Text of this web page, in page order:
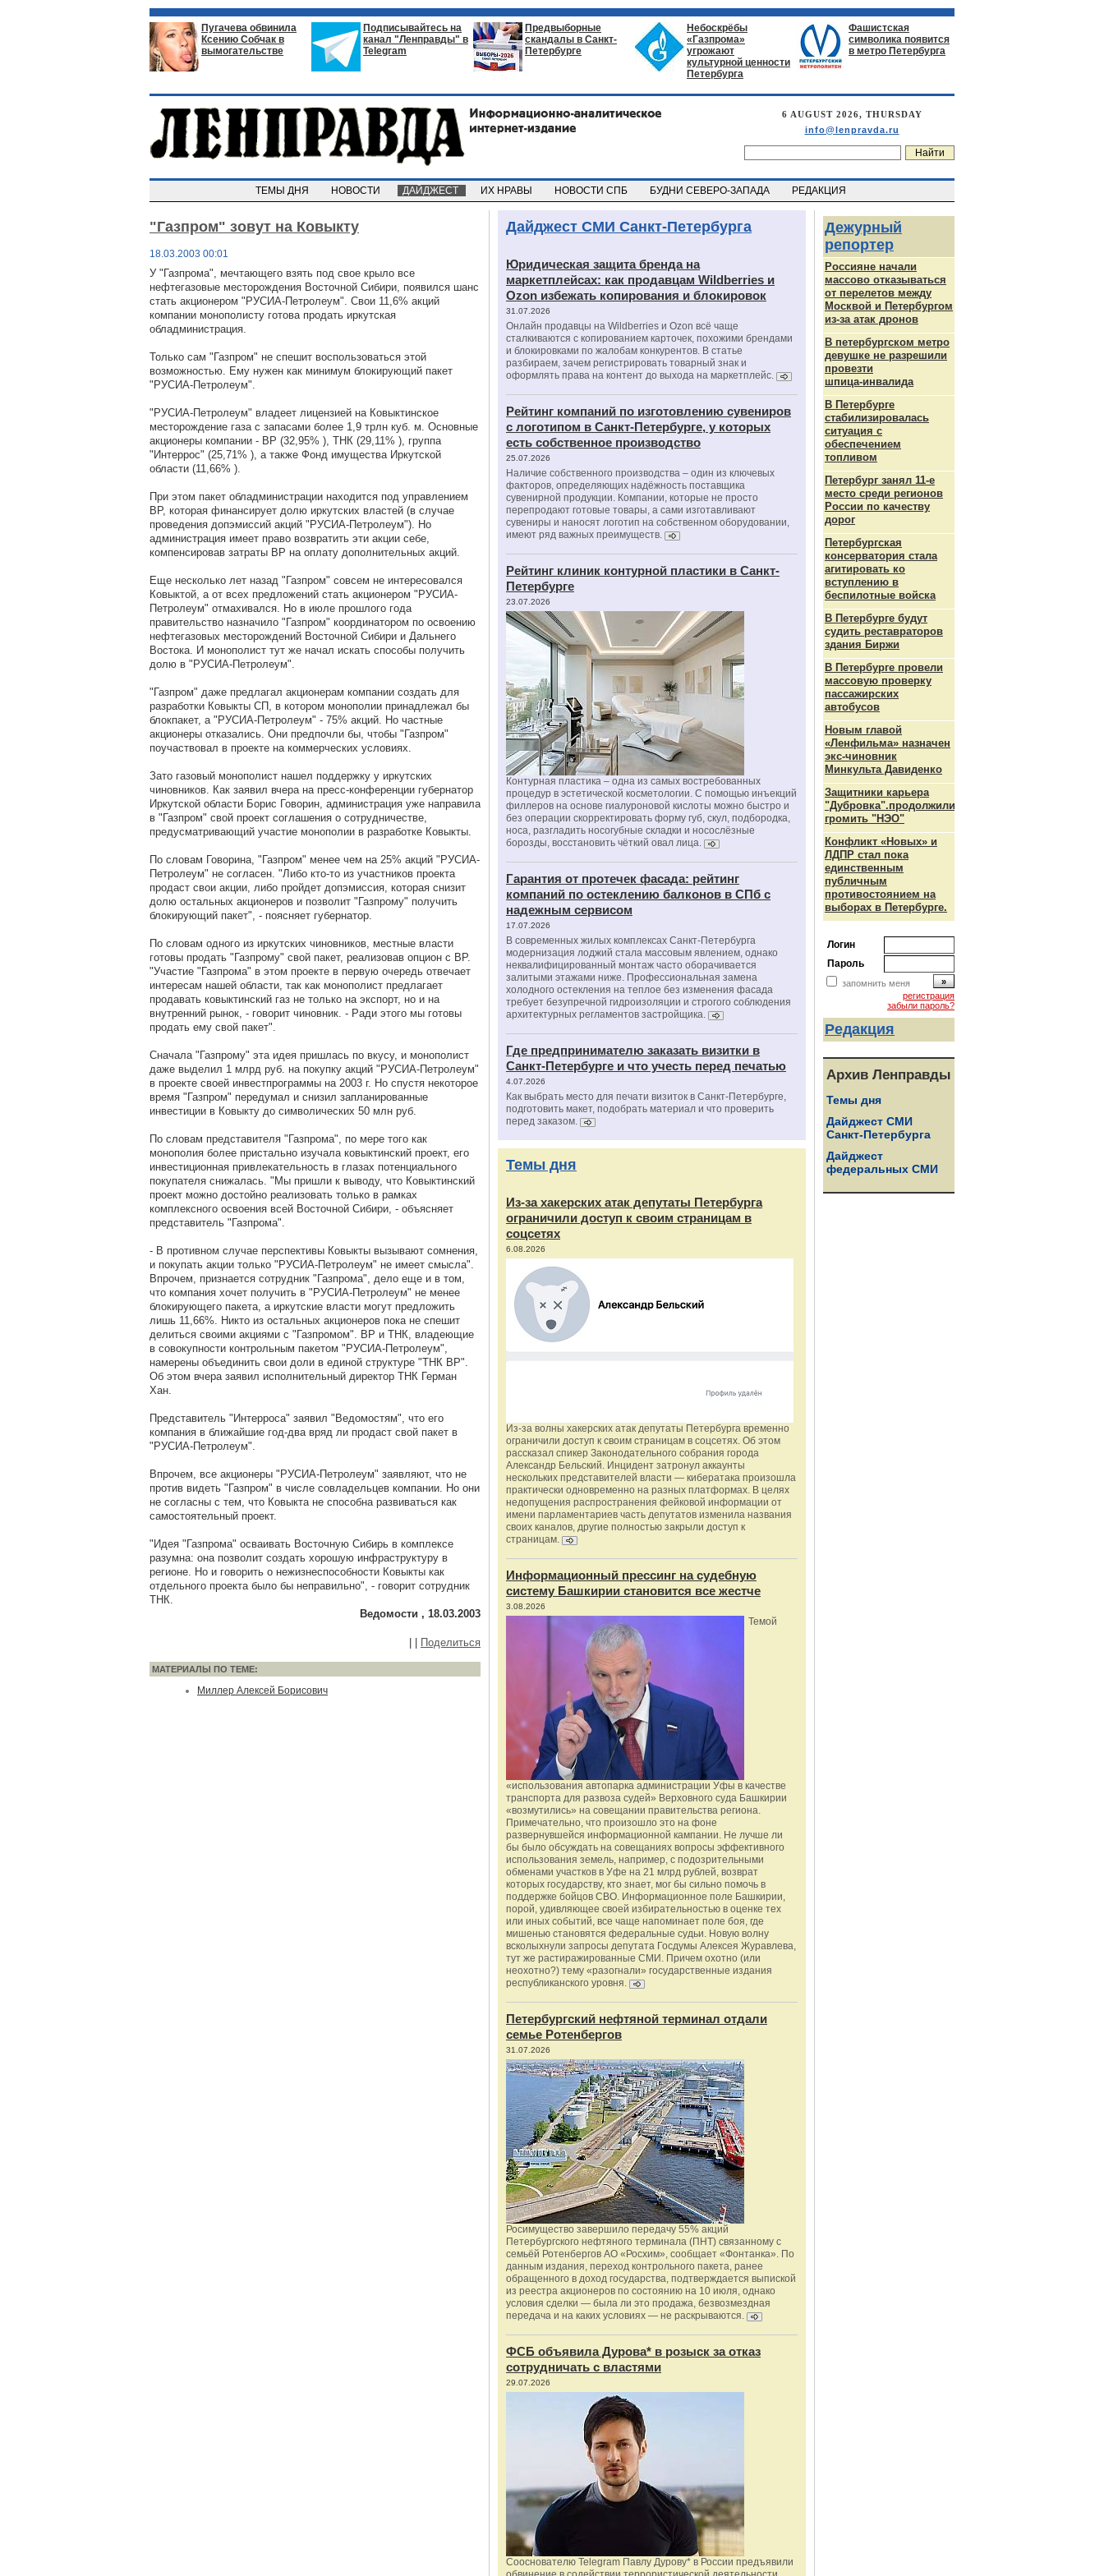
Пугачева обвинила
Ксению Собчак в
вымогательстве
Подписывайтесь на
канал "Ленправды" в
Telegram
Предвыборные
скандалы в Санкт-
Петербурге
Небоскрёбы
«Газпрома»
угрожают
культурной ценности
Петербурга
Фашистская
символика появится
в метро Петербурга
6 AUGUST 2026, THURSDAY
info@lenpravda.ru
ТЕМЫ ДНЯ НОВОСТИ ДАЙДЖЕСТ ИХ НРАВЫ НОВОСТИ СПБ БУДНИ СЕВЕРО-ЗАПАДА РЕДАКЦИЯ
"Газпром" зовут на Ковыкту
18.03.2003 00:01
У "Газпрома", мечтающего взять под свое крыло все
нефтегазовые месторождения Восточной Сибири, появился шанс
стать акционером "РУСИА-Петролеум". Свои 11,6% акций
компании монополисту готова продать иркутская
обладминистрация.
Только сам "Газпром" не спешит воспользоваться этой
возможностью. Ему нужен как минимум блокирующий пакет
"РУСИА-Петролеум".
"РУСИА-Петролеум" владеет лицензией на Ковыктинское
месторождение газа с запасами более 1,9 трлн куб. м. Основные
акционеры компании - BP (32,95% ), ТНК (29,11% ), группа
"Интеррос" (25,71% ), а также Фонд имущества Иркутской
области (11,66% ).
При этом пакет обладминистрации находится под управлением
ВР, которая финансирует долю иркутских властей (в случае
проведения допэмиссий акций "РУСИА-Петролеум"). Но
администрация имеет право возвратить эти акции себе,
компенсировав затраты BP на оплату дополнительных акций.
Еще несколько лет назад "Газпром" совсем не интересовался
Ковыктой, а от всех предложений стать акционером "РУСИА-
Петролеум" отмахивался. Но в июле прошлого года
правительство назначило "Газпром" координатором по освоению
нефтегазовых месторождений Восточной Сибири и Дальнего
Востока. И монополист тут же начал искать способы получить
долю в "РУСИА-Петролеум".
"Газпром" даже предлагал акционерам компании создать для
разработки Ковыкты СП, в котором монополии принадлежал бы
блокпакет, а "РУСИА-Петролеум" - 75% акций. Но частные
акционеры отказались. Они предпочли бы, чтобы "Газпром"
поучаствовал в проекте на коммерческих условиях.
Зато газовый монополист нашел поддержку у иркутских
чиновников. Как заявил вчера на пресс-конференции губернатор
Иркутской области Борис Говорин, администрация уже направила
в "Газпром" свой проект соглашения о сотрудничестве,
предусматривающий участие монополии в разработке Ковыкты.
По словам Говорина, "Газпром" менее чем на 25% акций "РУСИА-
Петролеум" не согласен. "Либо кто-то из участников проекта
продаст свои акции, либо пройдет допэмиссия, которая снизит
долю остальных акционеров и позволит "Газпрому" получить
блокирующий пакет", - поясняет губернатор.
По словам одного из иркутских чиновников, местные власти
готовы продать "Газпрому" свой пакет, реализовав опцион с ВР.
"Участие "Газпрома" в этом проекте в первую очередь отвечает
интересам нашей области, так как монополист предлагает
продавать ковыктинский газ не только на экспорт, но и на
внутренний рынок, - говорит чиновник. - Ради этого мы готовы
продать ему свой пакет".
Сначала "Газпрому" эта идея пришлась по вкусу, и монополист
даже выделил 1 млрд руб. на покупку акций "РУСИА-Петролеум"
в проекте своей инвестпрограммы на 2003 г. Но спустя некоторое
время "Газпром" передумал и снизил запланированные
инвестиции в Ковыкту до символических 50 млн руб.
По словам представителя "Газпрома", по мере того как
монополия более пристально изучала ковыктинский проект, его
инвестиционная привлекательность в глазах потенциального
покупателя снижалась. "Мы пришли к выводу, что Ковыктинский
проект можно достойно реализовать только в рамках
комплексного освоения всей Восточной Сибири, - объясняет
представитель "Газпрома".
- В противном случае перспективы Ковыкты вызывают сомнения,
и покупать акции только "РУСИА-Петролеум" не имеет смысла".
Впрочем, признается сотрудник "Газпрома", дело еще и в том,
что компания хочет получить в "РУСИА-Петролеум" не менее
блокирующего пакета, а иркутские власти могут предложить
лишь 11,66%. Никто из остальных акционеров пока не спешит
делиться своими акциями с "Газпромом". ВР и ТНК, владеющие
в совокупности контрольным пакетом "РУСИА-Петролеум",
намерены объединить свои доли в единой структуре "ТНК BP".
Об этом вчера заявил исполнительный директор ТНК Герман
Хан.
Представитель "Интерроса" заявил "Ведомостям", что его
компания в ближайшие год-два вряд ли продаст свой пакет в
"РУСИА-Петролеум".
Впрочем, все акционеры "РУСИА-Петролеум" заявляют, что не
против видеть "Газпром" в числе совладельцев компании. Но они
не согласны с тем, что Ковыкта не способна развиваться как
самостоятельный проект.
"Идея "Газпрома" осваивать Восточную Сибирь в комплексе
разумна: она позволит создать хорошую инфраструктуру в
регионе. Но и говорить о нежизнеспособности Ковыкты как
отдельного проекта было бы неправильно", - говорит сотрудник
ТНК.
Ведомости , 18.03.2003
Поделиться
МАТЕРИАЛЫ ПО ТЕМЕ:
Миллер Алексей Борисович
Дайджест СМИ Санкт-Петербурга
Юридическая защита бренда на
маркетплейсах: как продавцам Wildberries и
Ozon избежать копирования и блокировок
31.07.2026
Онлайн продавцы на Wildberries и Ozon всё чаще
сталкиваются с копированием карточек, похожими брендами
и блокировками по жалобам конкурентов. В статье
разбираем, зачем регистрировать товарный знак и
оформлять права на контент до выхода на маркетплейс.
Рейтинг компаний по изготовлению сувениров
с логотипом в Санкт-Петербурге, у которых
есть собственное производство
25.07.2026
Наличие собственного производства – один из ключевых
факторов, определяющих надёжность поставщика
сувенирной продукции. Компании, которые не просто
перепродают готовые товары, а сами изготавливают
сувениры и наносят логотип на собственном оборудовании,
имеют ряд важных преимуществ.
Рейтинг клиник контурной пластики в Санкт-
Петербурге
23.07.2026
Контурная пластика – одна из самых востребованных
процедур в эстетической косметологии. С помощью инъекций
филлеров на основе гиалуроновой кислоты можно быстро и
без операции скорректировать форму губ, скул, подбородка,
носа, разгладить носогубные складки и носослёзные
борозды, восстановить чёткий овал лица.
Гарантия от протечек фасада: рейтинг
компаний по остеклению балконов в СПб с
надежным сервисом
17.07.2026
В современных жилых комплексах Санкт-Петербурга
модернизация лоджий стала массовым явлением, однако
неквалифицированный монтаж часто оборачивается
залитыми этажами ниже. Профессиональная замена
холодного остекления на теплое без изменения фасада
требует безупречной гидроизоляции и строгого соблюдения
архитектурных регламентов застройщика.
Где предпринимателю заказать визитки в
Санкт-Петербурге и что учесть перед печатью
4.07.2026
Как выбрать место для печати визиток в Санкт-Петербурге,
подготовить макет, подобрать материал и что проверить
перед заказом.
Темы дня
Из‑за хакерских атак депутаты Петербурга
ограничили доступ к своим страницам в
соцсетях
6.08.2026
Из‑за волны хакерских атак депутаты Петербурга временно
ограничили доступ к своим страницам в соцсетях. Об этом
рассказал спикер Законодательного собрания города
Александр Бельский. Инцидент затронул аккаунты
нескольких представителей власти — кибератака произошла
практически одновременно на разных платформах. В целях
недопущения распространения фейковой информации от
имени парламентариев часть депутатов изменила названия
своих каналов, другие полностью закрыли доступ к
страницам.
Информационный прессинг на судебную
систему Башкирии становится все жестче
3.08.2026
Темой
«использования автопарка администрации Уфы в качестве
транспорта для развоза судей» Верховного суда Башкирии
«возмутились» на совещании правительства региона.
Примечательно, что произошло это на фоне
развернувшейся информационной кампании. Не лучше ли
бы было обсуждать на совещаниях вопросы эффективного
использования земель, например, с подозрительными
обменами участков в Уфе на 21 млрд рублей, возврат
которых государству, кто знает, мог бы сильно помочь в
поддержке бойцов СВО. Информационное поле Башкирии,
порой, удивляющее своей избирательностью в оценке тех
или иных событий, все чаще напоминает поле боя, где
мишенью становятся федеральные судьи. Новую волну
всколыхнули запросы депутата Госдумы Алексея Журавлева,
тут же растиражированные СМИ. Причем охотно (или
неохотно?) тему «разогнали» государственные издания
республиканского уровня.
Петербургский нефтяной терминал отдали
семье Ротенбергов
31.07.2026
Росимущество завершило передачу 55% акций
Петербургского нефтяного терминала (ПНТ) связанному с
семьёй Ротенбергов АО «Росхим», сообщает «Фонтанка». По
данным издания, переход контрольного пакета, ранее
обращенного в доход государства, подтверждается выпиской
из реестра акционеров по состоянию на 10 июля, однако
условия сделки — была ли это продажа, безвозмездная
передача и на каких условиях — не раскрываются.
ФСБ объявила Дурова* в розыск за отказ
сотрудничать с властями
29.07.2026
Сооснователю Telegram Павлу Дурову* в России предъявили
Дежурный
репортер
Россияне начали
массово отказываться
от перелетов между
Москвой и Петербургом
из-за атак дронов
В петербургском метро
девушке не разрешили
провезти
шпица‑инвалида
В Петербурге
стабилизировалась
ситуация с
обеспечением
топливом
Петербург занял 11-е
место среди регионов
России по качеству
дорог
Петербургская
консерватория стала
агитировать ко
вступлению в
беспилотные войска
В Петербурге будут
судить реставраторов
здания Биржи
В Петербурге провели
массовую проверку
пассажирских
автобусов
Новым главой
«Ленфильма» назначен
экс-чиновник
Минкульта Давиденко
Защитники карьера
"Дубровка".продолжили
громить "НЭО"
Конфликт «Новых» и
ЛДПР стал пока
единственным
публичным
противостоянием на
выборах в Петербурге.
Логин
Пароль
запомнить меня
регистрация
забыли пароль?
Редакция
Архив Ленправды
Темы дня
Дайджест СМИ
Санкт-Петербурга
Дайджест
федеральных СМИ